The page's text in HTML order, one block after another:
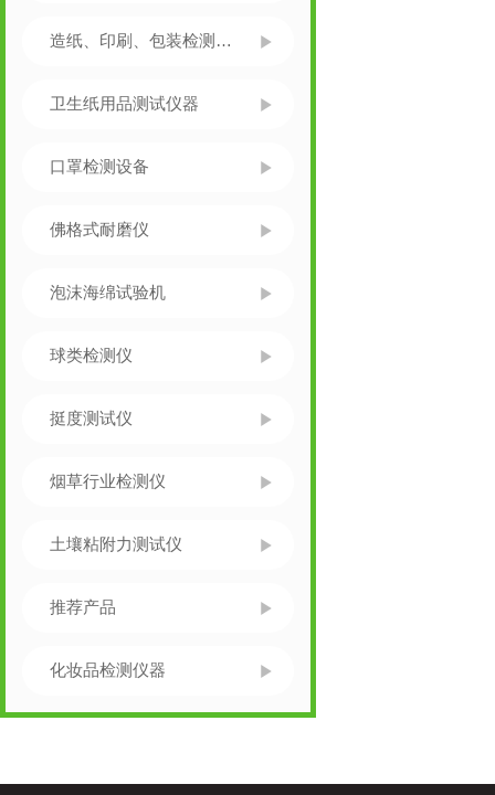
造纸、印刷、包装检测仪器
卫生纸用品测试仪器
口罩检测设备
佛格式耐磨仪
泡沫海绵试验机
球类检测仪
挺度测试仪
烟草行业检测仪
土壤粘附力测试仪
推荐产品
化妆品检测仪器